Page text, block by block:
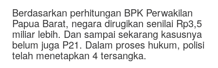
Berdasarkan perhitungan BPK Perwakilan
Papua Barat, negara dirugikan senilai Rp3,5
miliar lebih. Dan sampai sekarang kasusnya
belum juga P21. Dalam proses hukum, polisi
telah menetapkan 4 tersangka.